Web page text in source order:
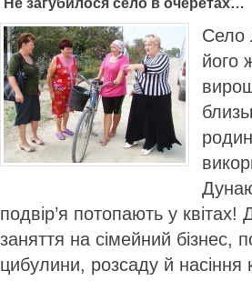
Не загубилося село в очеретах…
Село
його
подвір’я потопають у
заняття на сімейний
цибулини, розсаду й насіння